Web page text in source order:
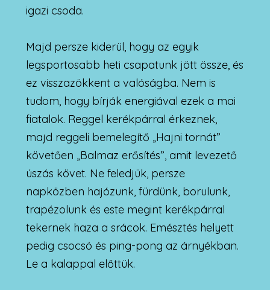
igazi csoda.
Majd persze kiderül, hogy az egyik
legsportosabb heti csapatunk jött össze, és
ez visszazökkent a valóságba. Nem is
tudom, hogy bírják energiával ezek a mai
fiatalok. Reggel kerékpárral érkeznek,
majd reggeli bemelegítő „Hajni tornát”
követően „Balmaz erősítés”, amit levezető
úszás követ. Ne feledjük, persze
napközben hajózunk, fürdünk, borulunk,
trapézolunk és este megint kerékpárral
tekernek haza a srácok. Emésztés helyett
pedig csocsó és ping-pong az árnyékban.
Le a kalappal előttük.